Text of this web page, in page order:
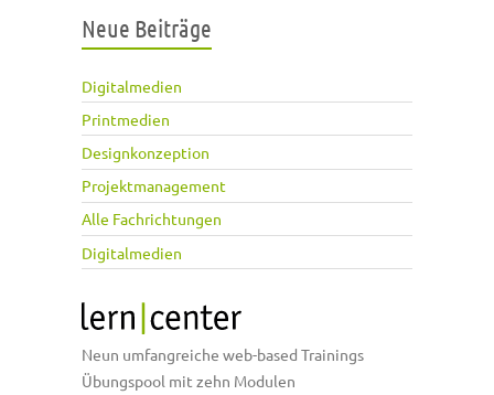
Neue Beiträge
Digitalmedien
Printmedien
Designkonzeption
Projektmanagement
Alle Fachrichtungen
Digitalmedien
Neun umfangreiche web-based Trainings
Übungspool mit zehn Modulen